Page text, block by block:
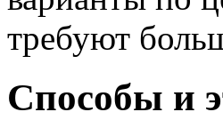
требуют
Способы и